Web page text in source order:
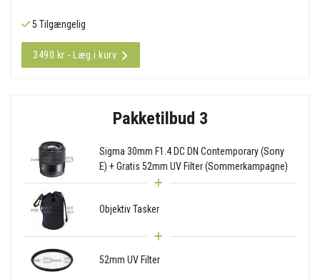
5 Tilgængelig
3490 kr - Læg i kurv
Pakketilbud 3
Sigma 30mm F1.4 DC DN Contemporary (Sony
E) + Gratis 52mm UV Filter (Sommerkampagne)
Objektiv Tasker
52mm UV Filter